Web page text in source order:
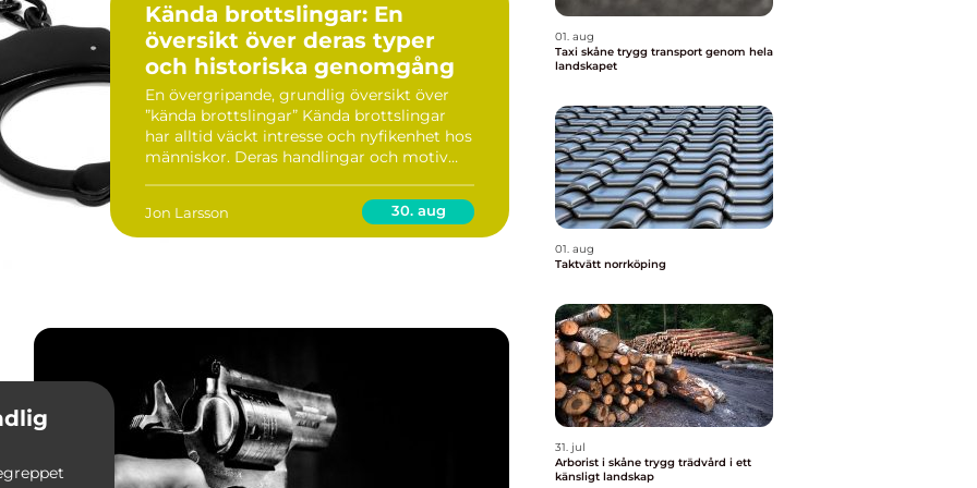
Kända brottslingar: En
översikt över deras typer
och historiska genomgång
En övergripande, grundlig översikt över
”kända brottslingar” Kända brottslingar
har alltid väckt intresse och nyfikenhet hos
människor. Deras handlingar och motiv
fascination. I denna artikel kom...
Jon Larsson 30. aug
01. aug
Taxi skåne trygg transport genom hela
landskapet
01. aug
Taktvätt norrköping
31. jul
Arborist i skåne trygg trädvård i ett
känsligt landskap